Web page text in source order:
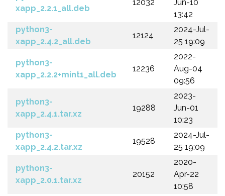
xapp_2.2.1_all.deb
12032
Jun-10
13:42
python3-
xapp_2.4.2_all.deb
12124
2024-Jul-
25 19:09
python3-
xapp_2.2.2+mint1_all.deb
12236
2022-
Aug-04
09:56
python3-
xapp_2.4.1.tar.xz
19288
2023-
Jun-01
10:23
python3-
xapp_2.4.2.tar.xz
19528
2024-Jul-
25 19:09
python3-
xapp_2.0.1.tar.xz
20152
2020-
Apr-22
10:58